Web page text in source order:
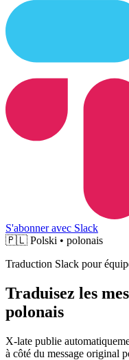
S'abonner avec Slack
🇵🇱 Polski • polonais
Traduction Slack pour
Traduisez les
polonais
X-late publie
à côté du message original